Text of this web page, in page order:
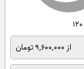
از 9,600,000 تومان